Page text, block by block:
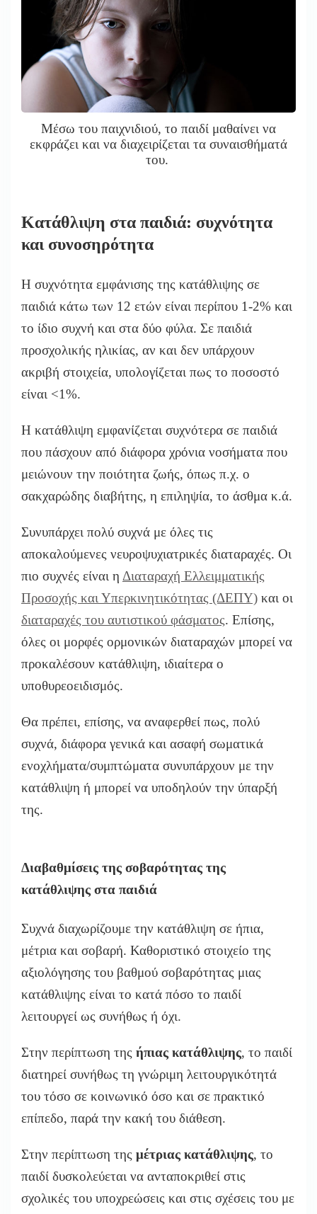
Μέσω του παιχνιδιού, το παιδί μαθαίνει να
εκφράζει και να διαχειρίζεται τα συναισθήματά
του.
Κατάθλιψη στα παιδιά: συχνότητα
και συνοσηρότητα
Η συχνότητα εμφάνισης της κατάθλιψης σε
παιδιά κάτω των 12 ετών είναι περίπου 1-2% και
το ίδιο συχνή και στα δύο φύλα. Σε παιδιά
προσχολικής ηλικίας, αν και δεν υπάρχουν
ακριβή στοιχεία, υπολογίζεται πως το ποσοστό
είναι <1%.
Η κατάθλιψη εμφανίζεται συχνότερα σε παιδιά
που πάσχουν από διάφορα χρόνια νοσήματα που
μειώνουν την ποιότητα ζωής, όπως π.χ. ο
σακχαρώδης διαβήτης, η επιληψία, το άσθμα κ.ά.
Συνυπάρχει πολύ συχνά με όλες τις
αποκαλούμενες νευροψυχιατρικές διαταραχές. Οι
πιο συχνές είναι η Διαταραχή Ελλειμματικής
Προσοχής και Υπερκινητικότητας (ΔΕΠΥ) και οι
διαταραχές του αυτιστικού φάσματος. Επίσης,
όλες οι μορφές ορμονικών διαταραχών μπορεί να
προκαλέσουν κατάθλιψη, ιδιαίτερα ο
υποθυρεοειδισμός.
Θα πρέπει, επίσης, να αναφερθεί πως, πολύ
συχνά, διάφορα γενικά και ασαφή σωματικά
ενοχλήματα/συμπτώματα συνυπάρχουν με την
κατάθλιψη ή μπορεί να υποδηλούν την ύπαρξή
της.
Διαβαθμίσεις της σοβαρότητας της
κατάθλιψης στα παιδιά
Συχνά διαχωρίζουμε την κατάθλιψη σε ήπια,
μέτρια και σοβαρή. Καθοριστικό στοιχείο της
αξιολόγησης του βαθμού σοβαρότητας μιας
κατάθλιψης είναι το κατά πόσο το παιδί
λειτουργεί ως συνήθως ή όχι.
Στην περίπτωση της ήπιας κατάθλιψης, το παιδί
διατηρεί συνήθως τη γνώριμη λειτουργικότητά
του τόσο σε κοινωνικό όσο και σε πρακτικό
επίπεδο, παρά την κακή του διάθεση.
Στην περίπτωση της μέτριας κατάθλιψης, το
παιδί δυσκολεύεται να ανταποκριθεί στις
σχολικές του υποχρεώσεις και στις σχέσεις του με